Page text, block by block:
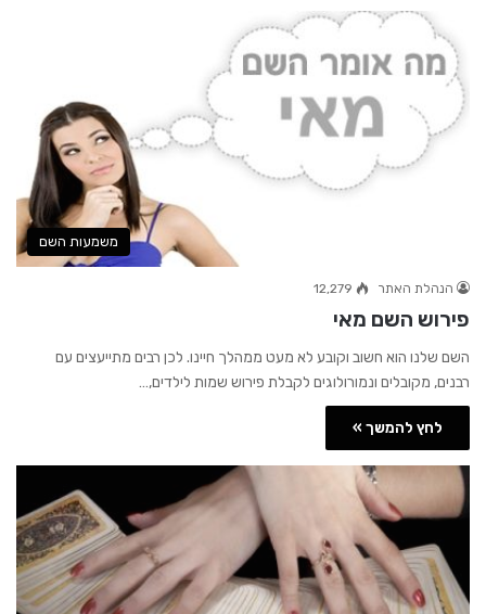
משמעות השם
הנהלת האתר 12,279
פירוש השם מאי
השם שלנו הוא חשוב וקובע לא מעט ממהלך חיינו. לכן רבים מתייעצים עם
רבנים, מקובלים ונמורולוגים לקבלת פירוש שמות לילדים,…
לחץ להמשך »